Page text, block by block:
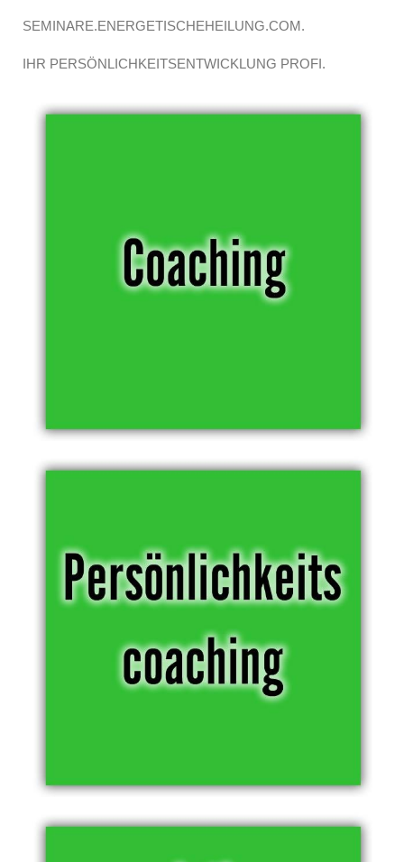
SEMINARE.ENERGETISCHEHEILUNG.COM.
IHR PERSÖNLICHKEITSENTWICKLUNG PROFI.